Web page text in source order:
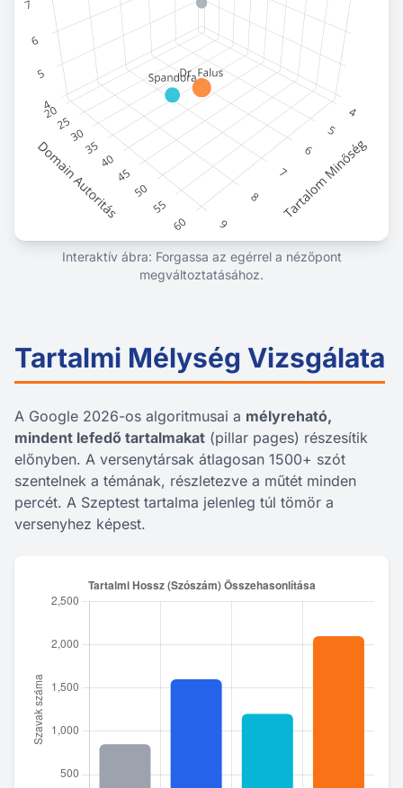
Interaktív ábra: Forgassa az egérrel a nézőpont
megváltoztatásához.
Tartalmi Mélység Vizsgálata
A Google 2026-os algoritmusai a mélyreható,
mindent lefedő tartalmakat (pillar pages) részesítik
előnyben. A versenytársak átlagosan 1500+ szót
szentelnek a témának, részletezve a műtét minden
percét. A Szeptest tartalma jelenleg túl tömör a
versenyhez képest.